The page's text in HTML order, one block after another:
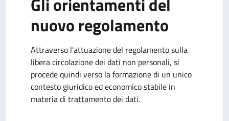
nuovo regolamento
Attraverso l'attuazione del regolamento sulla
libera circolazione dei dati non personali, si
procede quindi verso la formazione di un unico
contesto giuridico ed economico stabile in
materia di trattamento dei dati.